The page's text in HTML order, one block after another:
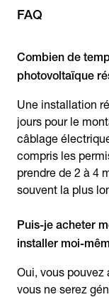
FAQ
Combien de
Une installation
jours pour le
câblage
compris les
prendre de 2 à 4
souvent la plus
Puis-je acheter
installer moi-
Oui, vous pouvez
vous ne serez